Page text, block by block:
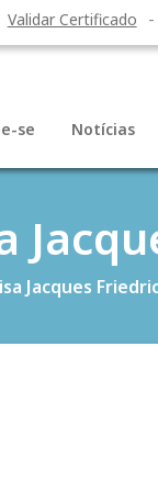
Validar Certificado
se Notícias
Jacques